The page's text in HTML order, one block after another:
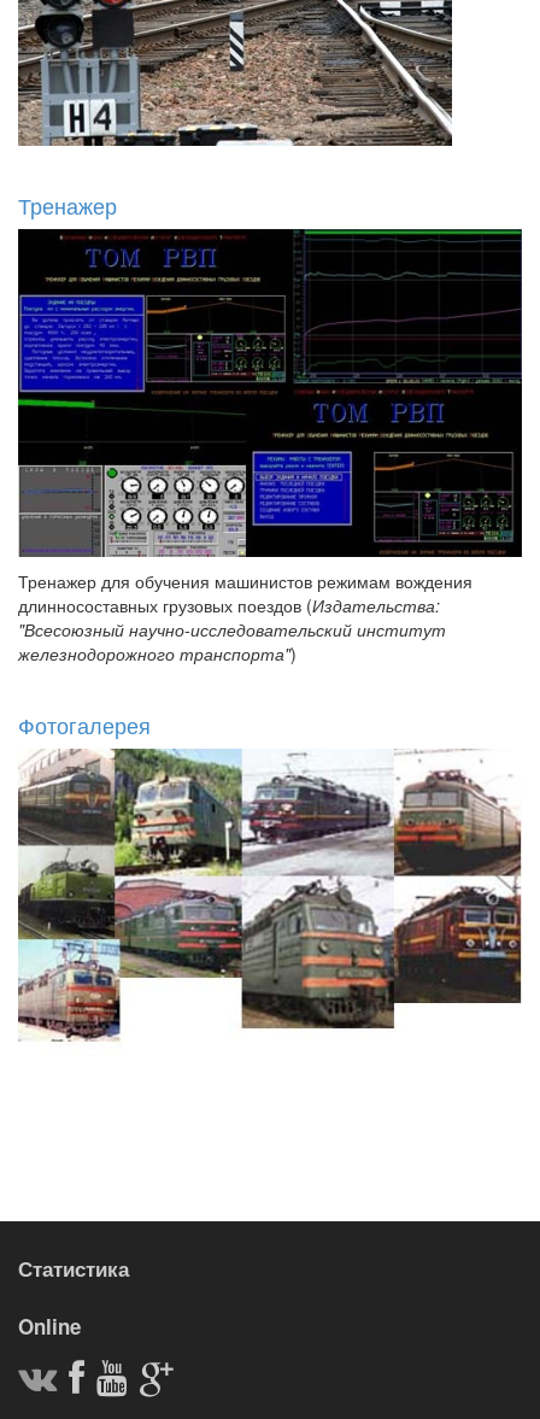
Тренажер
Тренажер для обучения машинистов режимам вождения
длинносоставных грузовых поездов (Издательства:
"Всесоюзный научно-исследовательский институт
железнодорожного транспорта")
Фотогалерея
Статистика
Online